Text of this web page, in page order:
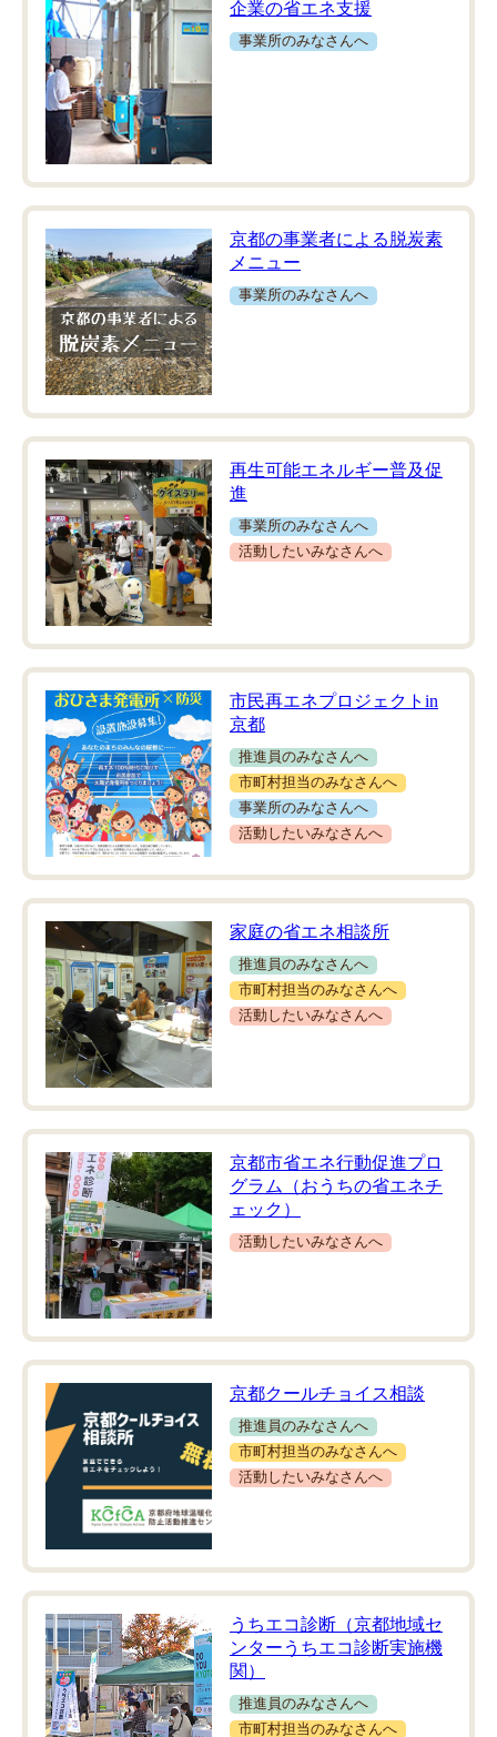
企業の省エネ支援
事業所のみなさんへ
京都の事業者による脱炭素
メニュー
事業所のみなさんへ
再生可能エネルギー普及促
進
事業所のみなさんへ
活動したいみなさんへ
市民再エネプロジェクトin
京都
推進員のみなさんへ
市町村担当のみなさんへ
事業所のみなさんへ
活動したいみなさんへ
家庭の省エネ相談所
推進員のみなさんへ
市町村担当のみなさんへ
活動したいみなさんへ
京都市省エネ行動促進プロ
グラム（おうちの省エネチ
ェック）
活動したいみなさんへ
京都クールチョイス相談
推進員のみなさんへ
市町村担当のみなさんへ
活動したいみなさんへ
うちエコ診断（京都地域セ
ンターうちエコ診断実施機
関）
推進員のみなさんへ
市町村担当のみなさんへ